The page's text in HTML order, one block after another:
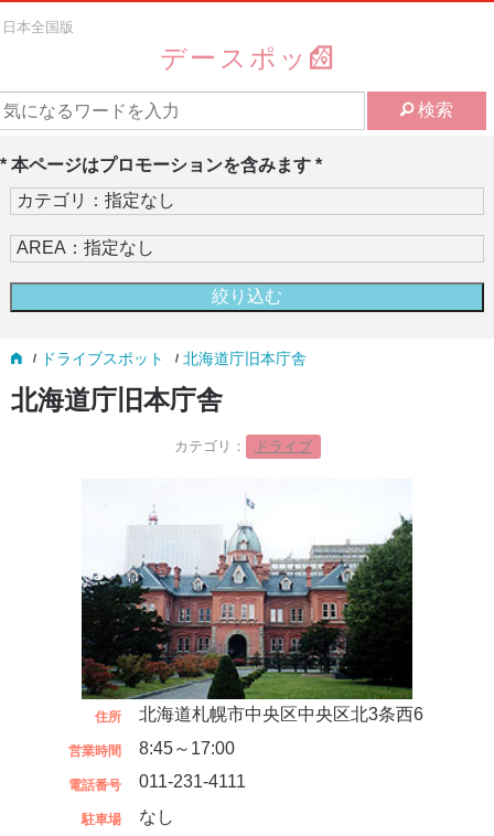
日本全国版
デースポッ
検索
* 本ページはプロモーションを含みます *
ドライブスポット 北海道庁旧本庁舎
北海道庁旧本庁舎
カテゴリ： ドライブ
住所 北海道札幌市中央区中央区北3条西6
営業時間 8:45～17:00
電話番号 011-231-4111
駐車場 なし